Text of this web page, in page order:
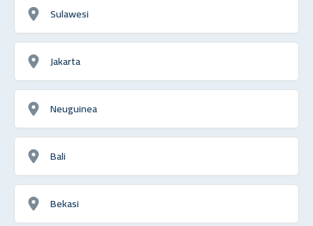
Sulawesi
Jakarta
Neuguinea
Bali
Bekasi